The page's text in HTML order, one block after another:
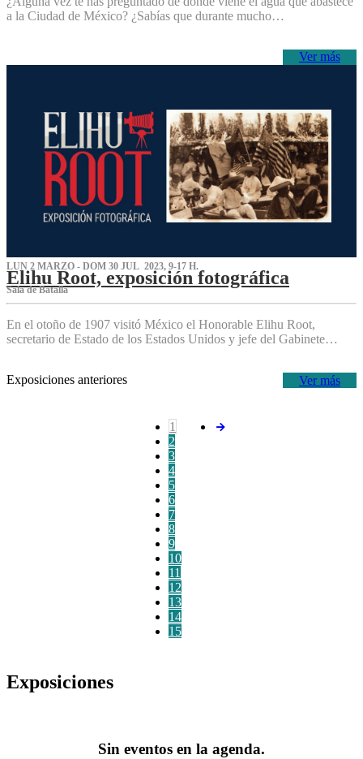
a la Ciudad de México? ¿Sabías que durante mucho…
Ver más
LUN 2 MARZO - DOM 30 JUL 2023, 9-17 H.
Elihu Root, exposición fotográfica
Sala de Batalla
En el otoño de 1907 visitó México el Honorable Elihu Root,
secretario de Estado de los Estados Unidos y jefe del Gabinete…
Ver más
Exposiciones anteriores
1
2
3
4
5
6
7
8
9
10
11
12
13
14
15
Exposiciones
Sin eventos en la agenda.